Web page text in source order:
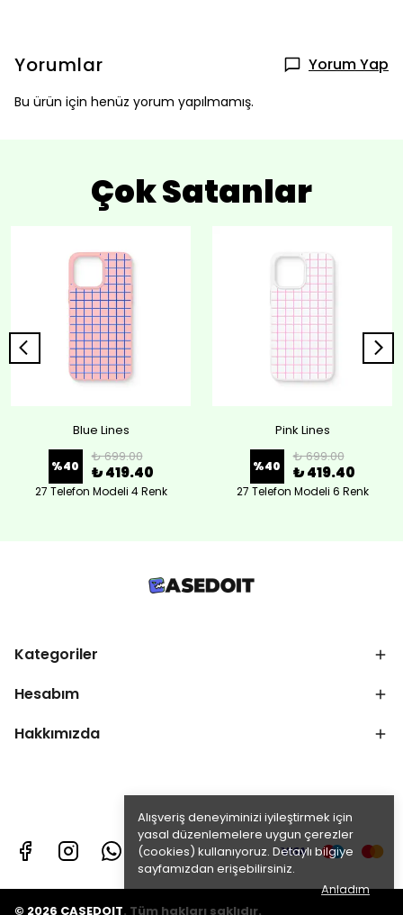
Alışveriş deneyiminizi iyileştirmek için
yasal düzenlemelere uygun çerezler
(cookies) kullanıyoruz. Detaylı bilgiye
sayfamızdan erişebilirsiniz.
Anladım
Yorumlar Yorum Yap
Bu ürün için henüz yorum yapılmamış.
Çok Satanlar
Blue Lines
%40
₺ 699.00
₺ 419.40
27 Telefon Modeli 4 Renk
Pink Lines
%40
₺ 699.00
₺ 419.40
27 Telefon Modeli 6 Renk
Kategoriler
Hesabım
Hakkımızda
© 2026 CASEDOIT. Tüm hakları saklıdır.